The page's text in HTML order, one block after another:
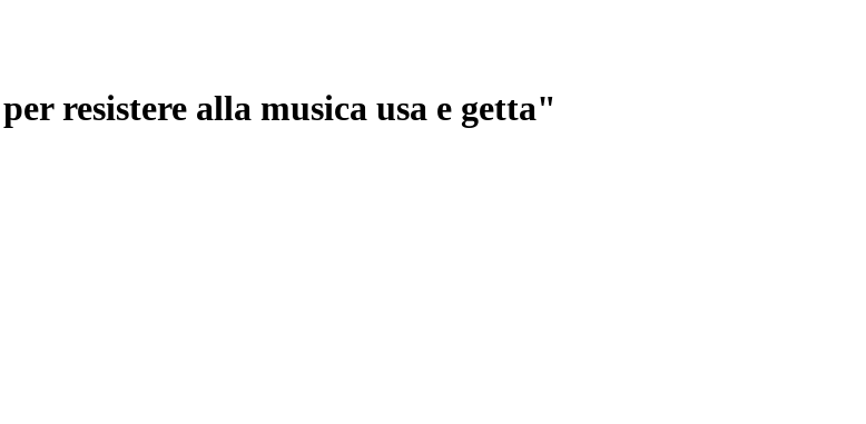
resistere alla musica usa e getta"